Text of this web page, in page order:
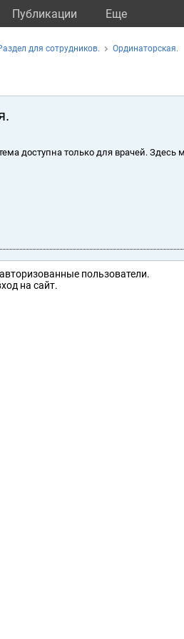
Публикации Eще
для сотрудников. Ординаторская.
доступна только для врачей.
пользователи.
на сайт.